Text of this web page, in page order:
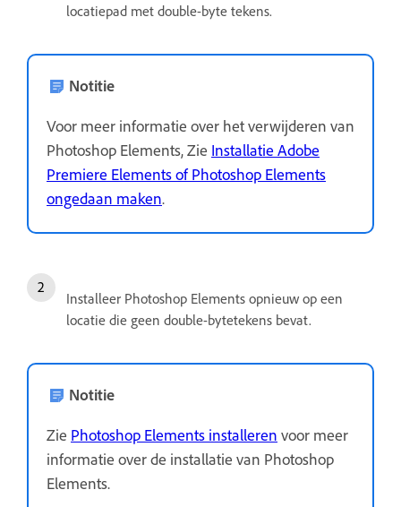
locatiepad met double-byte tekens.
Notitie
Voor meer informatie over het verwijderen van
Photoshop Elements, Zie Installatie Adobe
Premiere Elements of Photoshop Elements
ongedaan maken.
Installeer Photoshop Elements opnieuw op een
locatie die geen double-bytetekens bevat.
Notitie
Zie Photoshop Elements installeren voor meer
informatie over de installatie van Photoshop
Elements.